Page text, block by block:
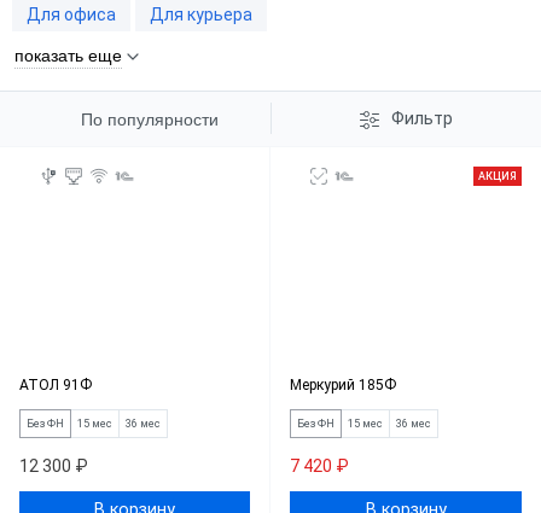
Для офиса
Для курьера
показать еще
По популярности Фильтр
АТОЛ 91Ф
Без ФН 15 мес 36 мес
12 300 ₽
АКЦИЯ
Меркурий 185Ф
Без ФН 15 мес 36 мес
7 420 ₽